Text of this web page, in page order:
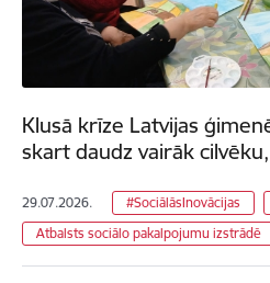
Klusā krīze Latvijas
skart daudz vairāk
29.07.2026. #SociālāsInovācijas
Atbalsts sociālo pakalpojumu izstrādē